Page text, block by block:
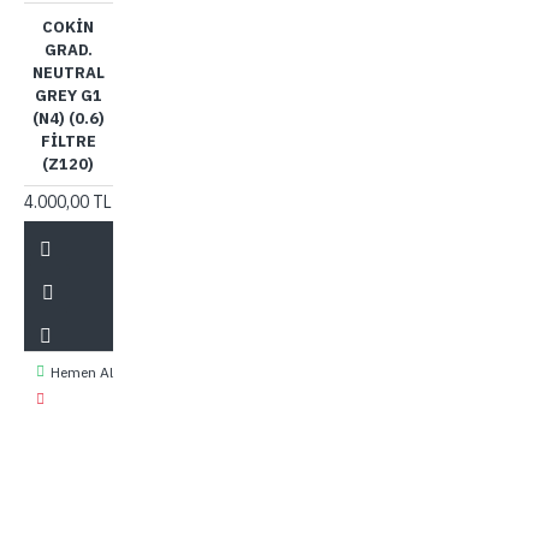
COKIN
GRAD.
NEUTRAL
GREY G1
(N4) (0.6)
FILTRE
(Z120)
4.000,00 TL
Hemen Al